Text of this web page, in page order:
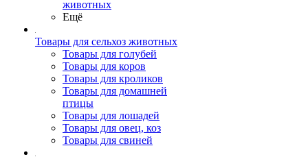
животных
Ещё
Товары для сельхоз животных
Товары для голубей
Товары для коров
Товары для кроликов
Товары для домашней
птицы
Товары для лошадей
Товары для овец, коз
Товары для свиней